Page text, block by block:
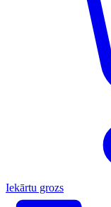
Iekārtu grozs